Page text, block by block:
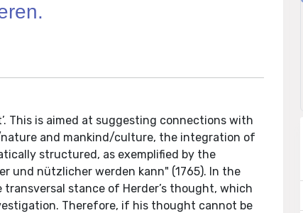
This is aimed at suggesting connections with
and mankind/culture, the integration of
structured, as exemplified by the
und nützlicher werden kann" (1765). In the
stance of Herder’s thought, which
Therefore, if his thought cannot be